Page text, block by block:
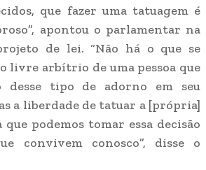
que fazer uma tatuagem é
apontou o parlamentar na
de lei. “Não há o que se
livre arbítrio de uma pessoa que
desse tipo de adorno em seu
a liberdade de tatuar a [própria]
podemos tomar essa decisão
convivem conosco”, disse o